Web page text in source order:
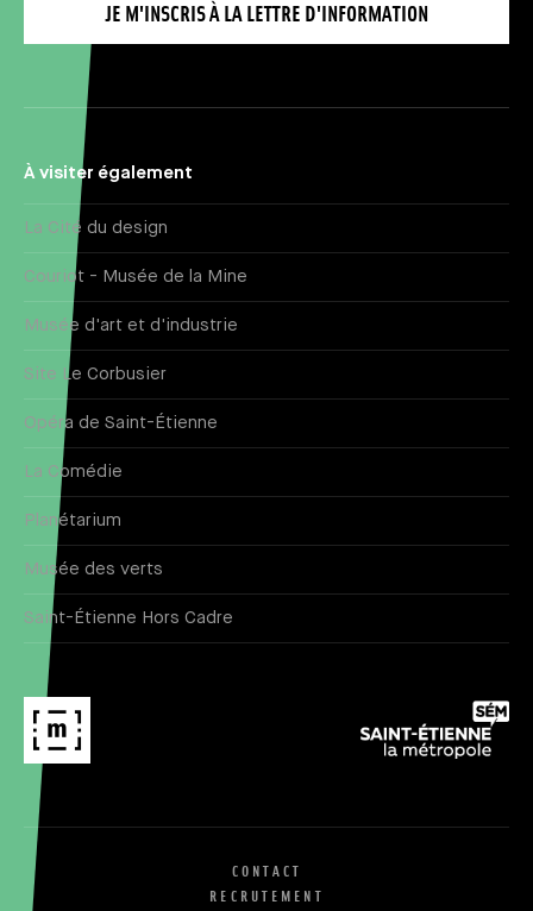
JE M'INSCRIS À LA LETTRE D'INFORMATION
À visiter également
La Cité du design
Couriot - Musée de la Mine
Musée d'art et d'industrie
Site Le Corbusier
Opéra de Saint-Étienne
La Comédie
Planétarium
Musée des verts
Saint-Étienne Hors Cadre
CONTACT
RECRUTEMENT